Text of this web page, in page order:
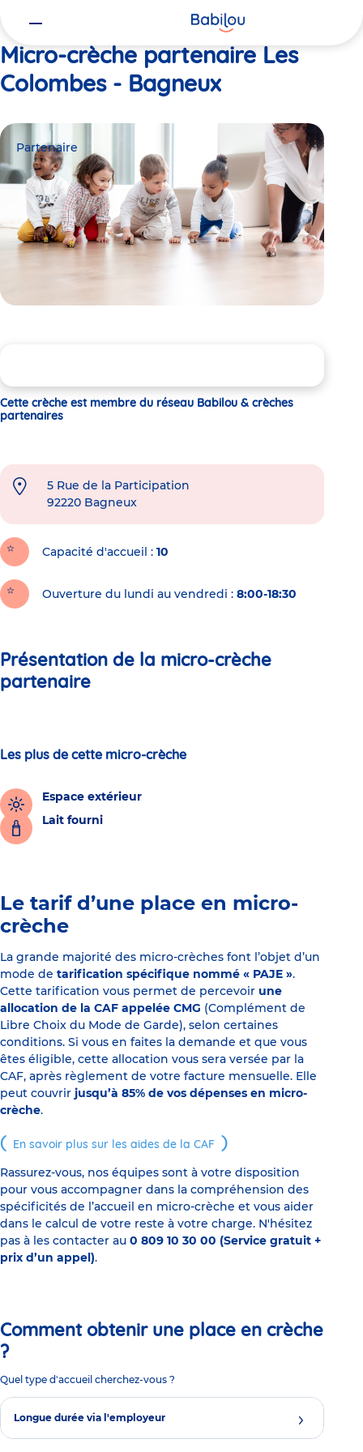
Micro-crèche partenaire Les
Colombes - Bagneux
Partenaire
Cette crèche est membre du réseau Babilou & crèches
partenaires
5 Rue de la Participation
92220 Bagneux
Capacité d'accueil 10
Ouverture du lundi au vendredi : 8:00-18:30
Présentation de la micro-crèche
partenaire
Les plus de cette micro-crèche
Espace extérieur
Lait fourni
Le tarif d’une place en micro-
crèche
La grande majorité des micro-crèches font l’objet d’un
mode de tarification spécifique nommé « PAJE ».
Cette tarification vous permet de percevoir une
allocation de la CAF appelée CMG (Complément de
Libre Choix du Mode de Garde), selon certaines
conditions. Si vous en faites la demande et que vous
êtes éligible, cette allocation vous sera versée par la
CAF, après règlement de votre facture mensuelle. Elle
peut couvrir jusqu’à 85% de vos dépenses en micro-
crèche.
En savoir plus sur les aides de la CAF
Rassurez-vous, nos équipes sont à votre disposition
pour vous accompagner dans la compréhension des
spécificités de l’accueil en micro-crèche et vous aider
dans le calcul de votre reste à votre charge. N'hésitez
pas à les contacter au 0 809 10 30 00 (Service gratuit +
prix d’un appel).
Comment obtenir une place en crèche
?
Quel type d'accueil cherchez-vous ?
Longue durée via l'employeur